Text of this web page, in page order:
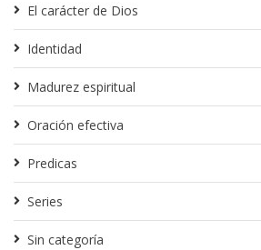
El carácter de Dios
Identidad
Madurez espiritual
Oración efectiva
Predicas
Series
Sin categoría